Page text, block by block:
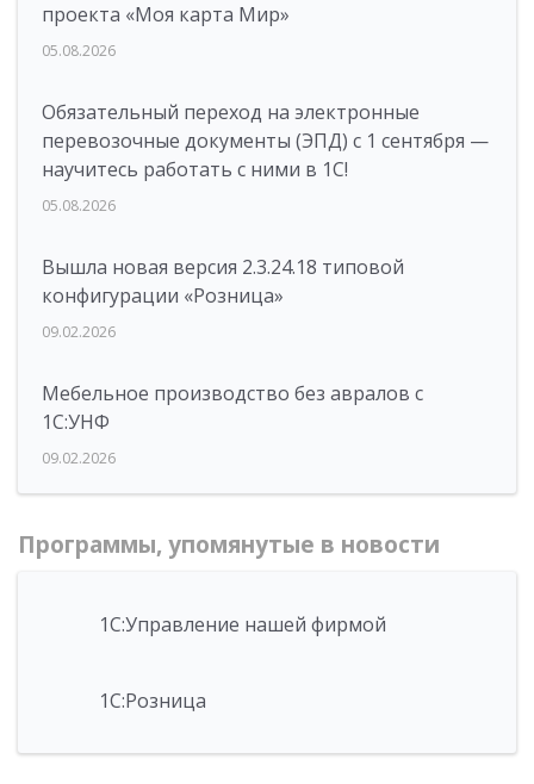
проекта «Моя карта Мир»
05.08.2026
Обязательный переход на электронные
перевозочные документы (ЭПД) с 1 сентября —
научитесь работать с ними в 1С!
05.08.2026
Вышла новая версия 2.3.24.18 типовой
конфигурации «Розница»
09.02.2026
Мебельное производство без авралов с
1С:УНФ
09.02.2026
Программы, упомянутые в новости
1С:Управление нашей фирмой
1С:Розница